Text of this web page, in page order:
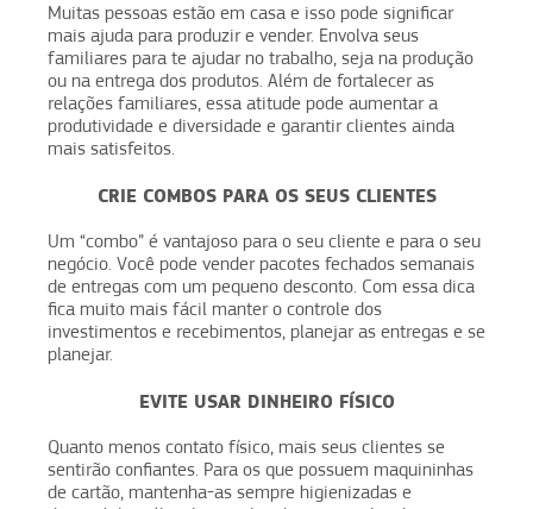
Muitas pessoas estão em casa e isso pode significar
mais ajuda para produzir e vender. Envolva seus
familiares para te ajudar no trabalho, seja na produção
ou na entrega dos produtos. Além de fortalecer as
relações familiares, essa atitude pode aumentar a
produtividade e diversidade e garantir clientes ainda
mais satisfeitos.
CRIE COMBOS PARA OS SEUS CLIENTES
Um “combo” é vantajoso para o seu cliente e para o seu
negócio. Você pode vender pacotes fechados semanais
de entregas com um pequeno desconto. Com essa dica
fica muito mais fácil manter o controle dos
investimentos e recebimentos, planejar as entregas e se
planejar.
EVITE USAR DINHEIRO FÍSICO
Quanto menos contato físico, mais seus clientes se
sentirão confiantes. Para os que possuem maquininhas
de cartão, mantenha-as sempre higienizadas e